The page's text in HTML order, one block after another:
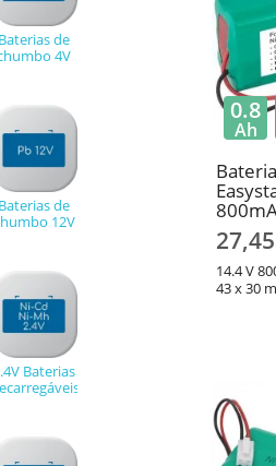
Baterias de
4V
Baterias de
12V
Baterias
14.4 V
43 x 30
0.8
Ah